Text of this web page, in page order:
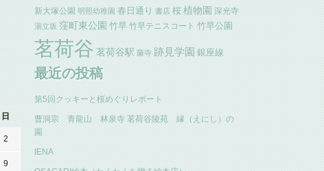
新大塚公園 明照幼稚園 春日通り 書店 桜 植物園 深光寺
湯立坂 窪町東公園 竹早 竹早テニスコート 竹早公園
茗荷谷 茗荷谷駅 藤寺 跡見学園 銀座線
日
2
9
最近の投稿
第5回クッキーと桜めぐりレポート
曹洞宗 青龍山 林泉寺 茗荷谷陵苑 縁（えにし）の
園
IENA